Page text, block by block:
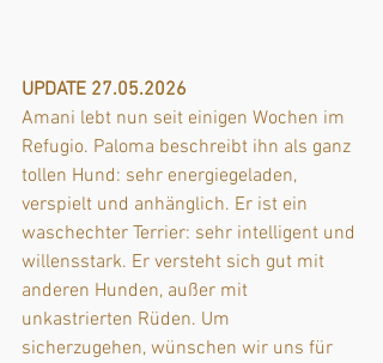
UPDATE 27.05.2026
Amani lebt nun seit einigen Wochen im
Refugio. Paloma beschreibt ihn als ganz
tollen Hund: sehr energiegeladen,
verspielt und anhänglich. Er ist ein
waschechter Terrier: sehr intelligent und
willensstark. Er versteht sich gut mit
anderen Hunden, außer mit
unkastrierten Rüden. Um
sicherzugehen, wünschen wir uns für